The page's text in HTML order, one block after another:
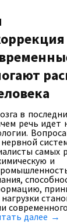
в
речь идет
самых
и
далее →